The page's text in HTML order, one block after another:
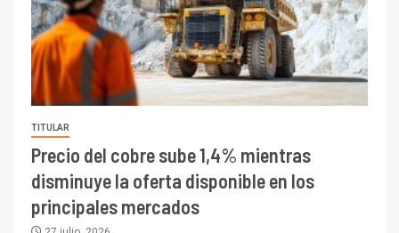
TITULAR
Precio del cobre sube 1,4% mientras
disminuye la oferta disponible en los
principales mercados